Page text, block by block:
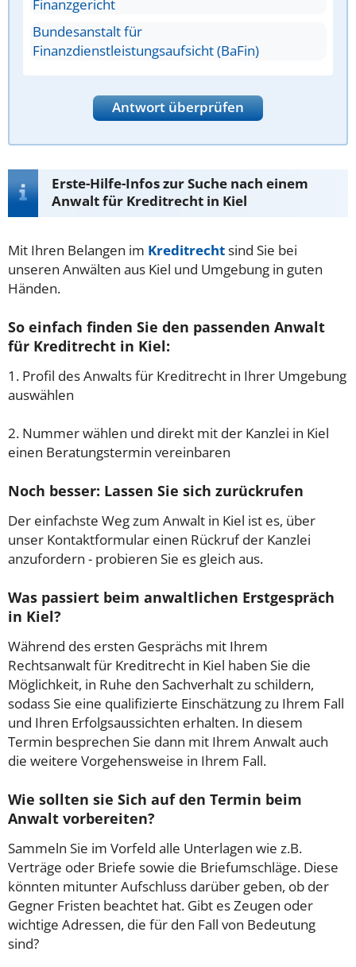
Finanzgericht
Bundesanstalt für
Finanzdienstleistungsaufsicht (BaFin)
Antwort überprüfen
Erste-Hilfe-Infos zur Suche nach einem
Anwalt für Kreditrecht in Kiel
Mit Ihren Belangen im Kreditrechtsind Sie bei
unseren Anwälten aus Kiel und Umgebung in guten
Händen.
So einfach finden Sie den passenden Anwalt
für Kreditrecht in Kiel:
1. Profil des Anwalts für Kreditrecht in Ihrer Umgebung
auswählen
2. Nummer wählen und direkt mit der Kanzlei in Kiel
einen Beratungstermin vereinbaren
Noch besser: Lassen Sie sich zurückrufen
Der einfachste Weg zum Anwalt in Kiel ist es, über
unser Kontaktformular einen Rückruf der Kanzlei
anzufordern - probieren Sie es gleich aus.
Was passiert beim anwaltlichen Erstgespräch
in Kiel?
Während des ersten Gesprächs mit Ihrem
Rechtsanwalt für Kreditrecht in Kiel haben Sie die
Möglichkeit, in Ruhe den Sachverhalt zu schildern,
sodass Sie eine qualifizierte Einschätzung zu Ihrem Fall
und Ihren Erfolgsaussichten erhalten. In diesem
Termin besprechen Sie dann mit Ihrem Anwalt auch
die weitere Vorgehensweise in Ihrem Fall.
Wie sollten sie Sich auf den Termin beim
Anwalt vorbereiten?
Sammeln Sie im Vorfeld alle Unterlagen wie z.B.
Verträge oder Briefe sowie die Briefumschläge. Diese
könnten mitunter Aufschluss darüber geben, ob der
Gegner Fristen beachtet hat. Gibt es Zeugen oder
wichtige Adressen, die für den Fall von Bedeutung
sind?